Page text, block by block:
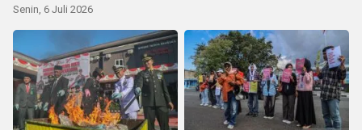
Senin, 6 Juli 2026